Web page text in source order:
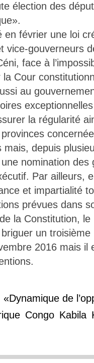
élection des
en février une loi
vice-gouverneurs
face à
Cour
au
la régularité
depuis
nomination des
Par ailleurs,
et impartialité
prévues dans
la Constitution,
un
2016 mais il
«Dynamique de
Congo Kabila